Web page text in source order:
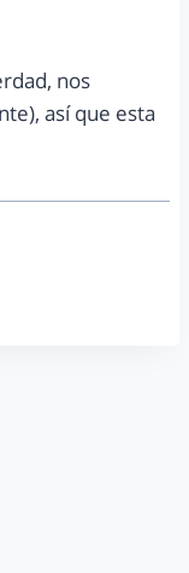
nos
así que esta